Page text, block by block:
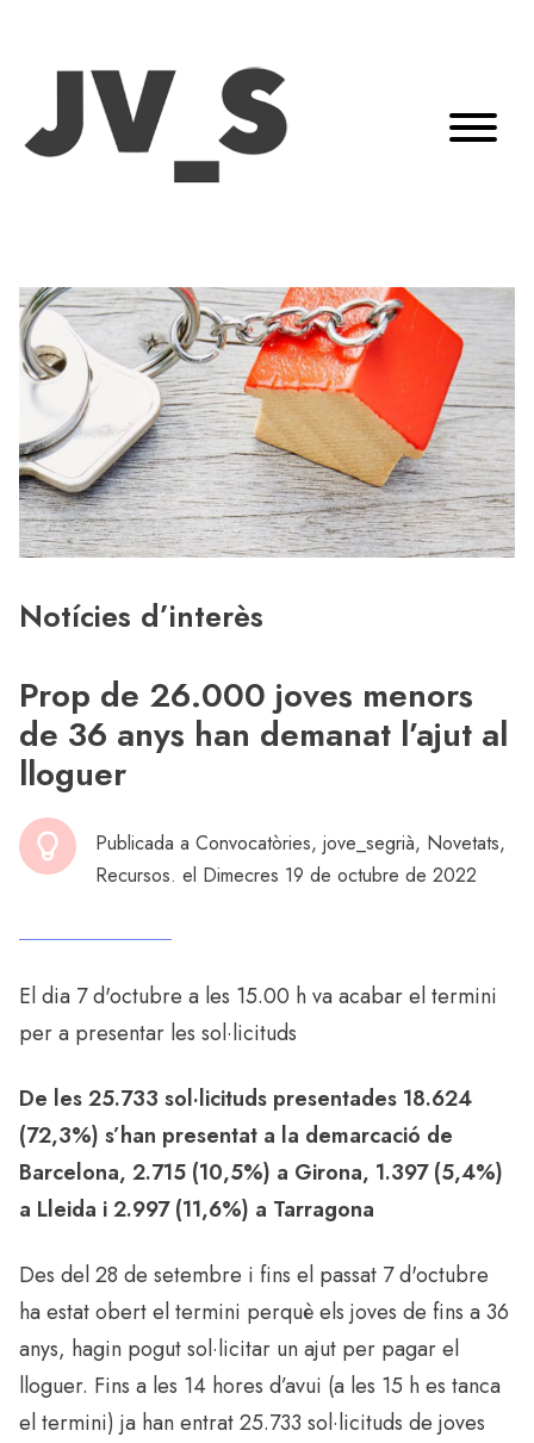
Notícies d’interès
Prop de 26.000 joves menors
de 36 anys han demanat l’ajut al
lloguer
Publicada a Convocatòries, jove_segrià, Novetats,
Recursos. el Dimecres 19 de octubre de 2022
El dia 7 d'octubre a les 15.00 h va acabar el termini
per a presentar les sol·licituds
De les 25.733 sol·licituds presentades 18.624
(72,3%) s’han presentat a la demarcació de
Barcelona, 2.715 (10,5%) a Girona, 1.397 (5,4%)
a Lleida i 2.997 (11,6%) a Tarragona
Des del 28 de setembre i fins el passat 7 d'octubre
ha estat obert el termini perquè els joves de fins a 36
anys, hagin pogut sol·licitar un ajut per pagar el
lloguer. Fins a les 14 hores d’avui (a les 15 h es tanca
el termini) ja han entrat 25.733 sol·licituds de joves